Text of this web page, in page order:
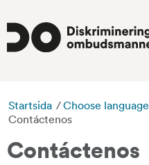
Startsida /Choose language
Contáctenos
Contáctenos